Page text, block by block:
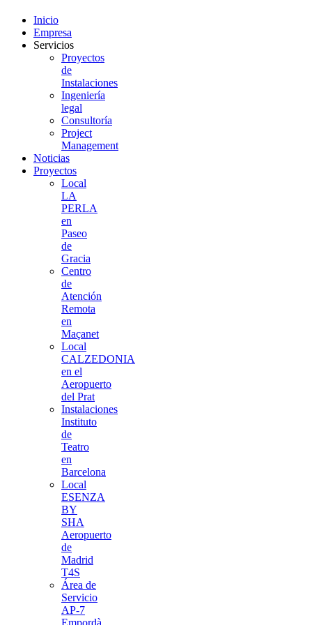
Inicio
Empresa
Servicios
Proyectos
de
Instalaciones
Ingeniería
legal
Consultoría
Project
Management
Noticias
Proyectos
Local
LA
PERLA
en
Paseo
de
Gracia
Centro
de
Atención
Remota
en
Maçanet
Local
CALZEDONIA
en el
Aeropuerto
del Prat
Instalaciones
Instituto
de
Teatro
en
Barcelona
Local
ESENZA
BY
SHA
Aeropuerto
de
Madrid
T4S
Área de
Servicio
AP-7
Empordà